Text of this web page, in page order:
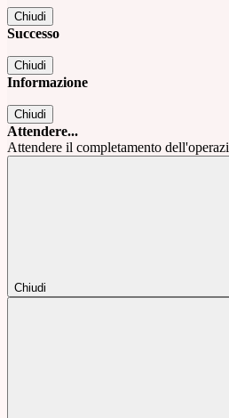
Chiudi
Successo
Chiudi
Informazione
Chiudi
Attendere...
Attendere il completamento
Chiudi